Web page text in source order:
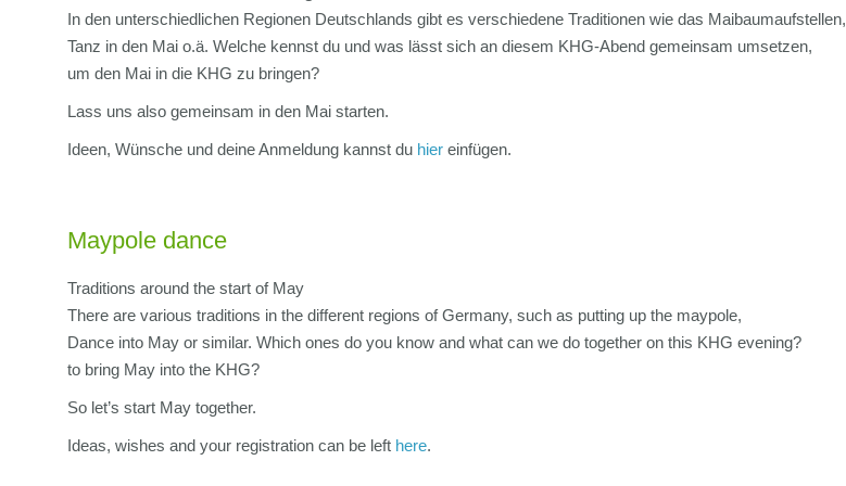
In den unterschiedlichen Regionen Deutschlands gibt es verschiedene Traditionen wie das Maibaumaufstellen,
Tanz in den Mai o.ä. Welche kennst du und was lässt sich an diesem KHG-Abend gemeinsam umsetzen,
um den Mai in die KHG zu bringen?
Lass uns also gemeinsam in den Mai starten.
Ideen, Wünsche und deine Anmeldung kannst du hier einfügen.
Maypole dance
Traditions around the start of May
There are various traditions in the different regions of Germany, such as putting up the maypole,
Dance into May or similar. Which ones do you know and what can we do together on this KHG evening?
to bring May into the KHG?
So let’s start May together.
Ideas, wishes and your registration can be left here.